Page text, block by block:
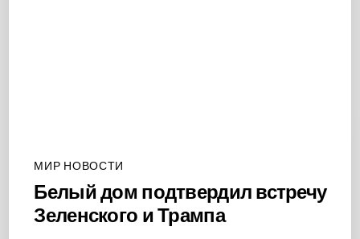
МИР НОВОСТИ
Белый дом подтвердил встречу
Зеленского и Трампа